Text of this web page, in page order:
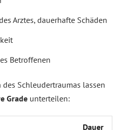
Arztes, dauerhafte Schäden
Betroffenen
Schleudertraumas lassen
Grade unterteilen:
Dauer